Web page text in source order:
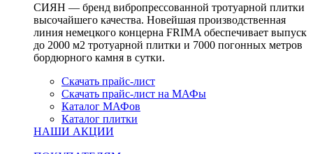
СИЯН — бренд вибропрессованной тротуарной плитки
высочайшего качества. Новейшая производственная
линия немецкого концерна FRIMA обеспечивает выпуск
до 2000 м2 тротуарной плитки и 7000 погонных метров
бордюрного камня в сутки.
Скачать прайс-лист
Скачать прайс-лист на МАФы
Каталог МАФов
Каталог плитки
НАШИ АКЦИИ